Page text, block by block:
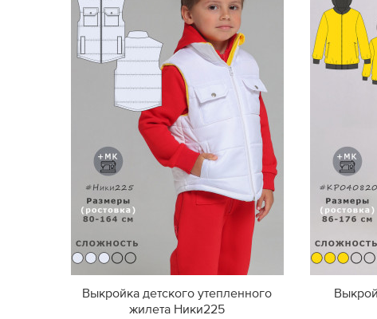
Выкройка детского утепленного
жилета Ники225